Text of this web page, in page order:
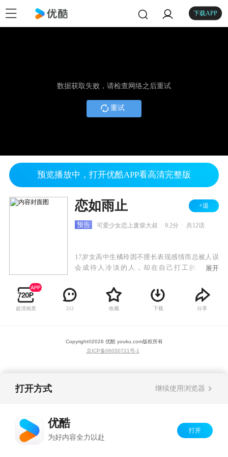
下载APP
数据获取失败，请检查网络之后重试
重试
预览播放中，打开优酷APP看高清完整版
恋如雨止 +追
预告 可爱少女恋上废柴大叔 9.2分 共12话
17岁女高中生橘玲因不擅长表现感情而总被人误
会成待人冷淡的人，却在自己打工的家庭餐
情......
展开
超清画质 212 收藏 下载 分享
Copyright©2026 优酷 youku.com版权所有
京ICP备06050721号-1
打开方式 继续使用浏览器
优酷
为好内容全力以赴
打开